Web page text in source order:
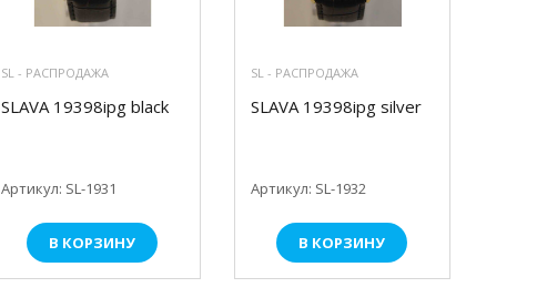
SL - РАСПРОДАЖА
SLAVA 19398ipg black
Артикул: SL-1931
В КОРЗИНУ
SL - РАСПРОДАЖА
SLAVA 19398ipg silver
Артикул: SL-1932
В КОРЗИНУ